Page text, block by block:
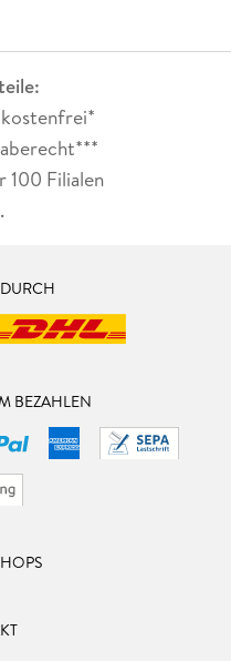
100 Filialen
BEZAHLEN